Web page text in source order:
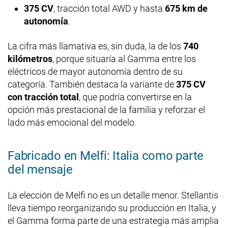
375 CV, tracción total AWD y hasta 675 km de
autonomía.
La cifra más llamativa es, sin duda, la de los 740
kilómetros, porque situaría al Gamma entre los
eléctricos de mayor autonomía dentro de su
categoría. También destaca la variante de375 CV
con tracción total , que podría convertirse en la
opción más prestacional de la familia y reforzar el
lado más emocional del modelo.
Fabricado en Melfi: Italia como parte
del mensaje
La elección de Melfi no es un detalle menor. Stellantis
lleva tiempo reorganizando su producción en Italia, y
el Gamma forma parte de una estrategia más amplia